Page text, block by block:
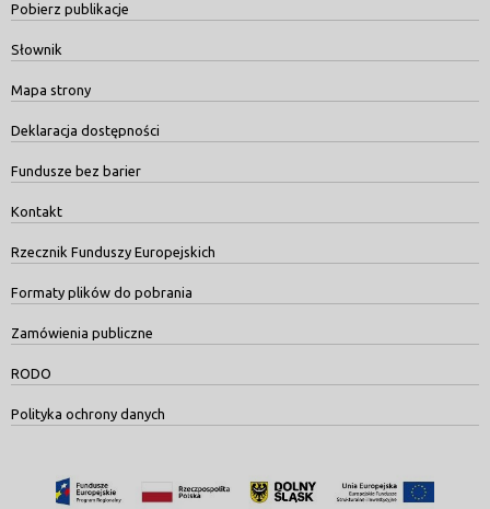
Pobierz publikacje
Słownik
Mapa strony
Deklaracja dostępności
Fundusze bez barier
Kontakt
Rzecznik Funduszy Europejskich
Formaty plików do pobrania
Zamówienia publiczne
RODO
Polityka ochrony danych